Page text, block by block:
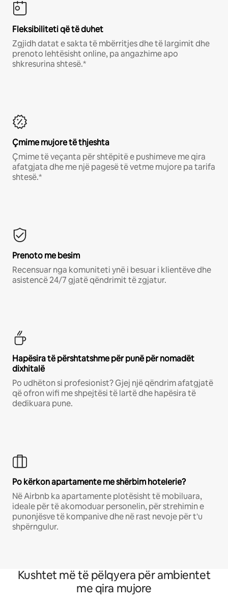
Fleksibiliteti që të duhet
Zgjidh datat e sakta të mbërritjes dhe të largimit dhe
prenoto lehtësisht online, pa angazhime apo
shkresurina shtesë.*
Çmime mujore të thjeshta
Çmime të veçanta për shtëpitë e pushimeve me qira
afatgjata dhe me një pagesë të vetme mujore pa tarifa
shtesë.*
Prenoto me besim
Recensuar nga komuniteti ynë i besuar i klientëve dhe
asistencë 24/7 gjatë qëndrimit të zgjatur.
Hapësira të përshtatshme për punë për nomadët
dixhitalë
Po udhëton si profesionist? Gjej një qëndrim afatgjatë
që ofron wifi me shpejtësi të lartë dhe hapësira të
dedikuara pune.
Po kërkon apartamente me shërbim hotelerie?
Në Airbnb ka apartamente plotësisht të mobiluara,
ideale për të akomoduar personelin, për strehimin e
punonjësve të kompanive dhe në rast nevoje për t'u
shpërngulur.
Kushtet më të pëlqyera për ambientet
me qira mujore